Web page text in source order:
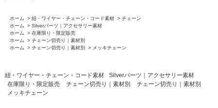
ホーム > 紐・ワイヤー・チェーン・コード素材 > チェーン
ホーム
> Silverパーツ｜アクセサリー素材
ホーム
> 在庫限り・限定販売
ホーム
> チェーン切売り｜素材別
ホーム
> チェーン切売り｜素材別 > メッキチェーン
紐・ワイヤー・チェーン・コード素材
Silverパーツ｜アクセサリー素材
在庫限り・限定販売
チェーン切売り｜素材別
チェーン切売り｜素材別
メッキチェーン